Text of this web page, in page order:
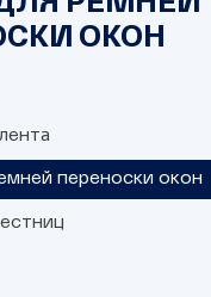
ОКОН
переноски окон